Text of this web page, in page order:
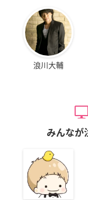
浪川大輔
みんなが